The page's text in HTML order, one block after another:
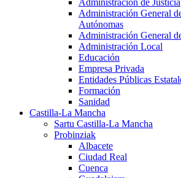
Administración de Justicia
Administración General
Autónomas
Administración General
Administración Local
Educación
Empresa Privada
Entidades Públicas
Formación
Sanidad
Castilla-La Mancha
Sartu Castilla-La Mancha
Probinziak
Albacete
Ciudad Real
Cuenca